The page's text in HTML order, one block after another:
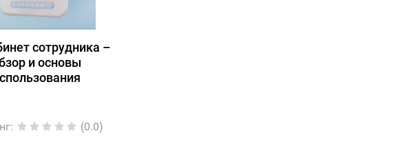
сотрудника –
и основы
: (0.0)